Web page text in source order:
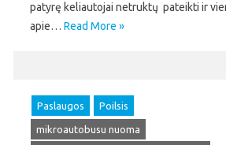
patyrę keliautojai netruktų pateikti ir
apie… Read More »
Paslaugos Poilsis
mikroautobusu nuoma